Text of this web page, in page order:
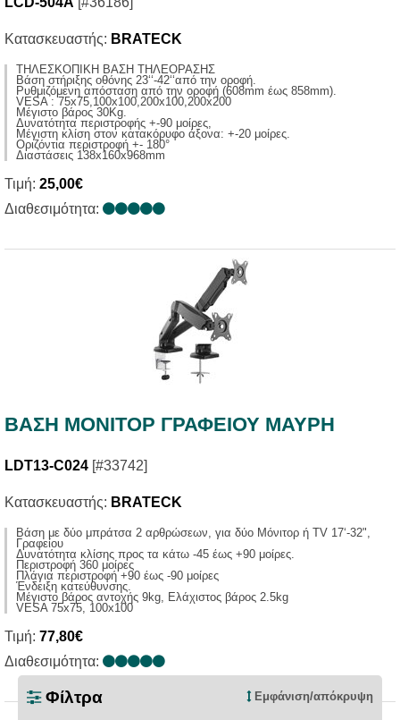
Εμφάνιση/απόκρυψη
Φίλτρα
Κατασκευαστής: BRATECK
ΤΗΛΕΣΚΟΠΙΚΗ ΒΑΣΗ ΤΗΛΕΟΡΑΣΗΣ
Βάση στήριξης οθόνης 23‘‘-42‘‘από την οροφή.
Ρυθμιζόμενη απόσταση από την οροφή (608mm έως 858mm).
VESA : 75x75,100x100,200x100,200x200
Μέγιστο βάρος 30Kg.
Δυνατότητα περιστροφής +-90 μοίρες,
Μέγιστη κλίση στον κατακόρυφο άξονα: +-20 μοίρες.
Οριζόντια περιστροφή +- 180°
Διαστάσεις 138x160x968mm
Τιμή: 25,00€
Διαθεσιμότητα:
ΒΑΣΗ ΜΟΝΙΤΟΡ ΓΡΑΦΕΙΟΥ ΜΑΥΡΗ
LDT13-C024 [#33742]
Κατασκευαστής: BRATECK
Βάση με δύο μπράτσα 2 αρθρώσεων, για δύο Μόνιτορ ή TV 17‘-32",
Γραφείου
Δυνατότητα κλίσης προς τα κάτω -45 έως +90 μοίρες.
Περιστροφή 360 μοίρες
Πλάγια περιστροφή +90 έως -90 μοίρες
Ένδειξη κατεύθυνσης.
Μέγιστο βάρος αντοχής 9kg, Eλάχιστος βάρος 2.5kg
VESA 75x75, 100x100
Τιμή: 77,80€
Διαθεσιμότητα: